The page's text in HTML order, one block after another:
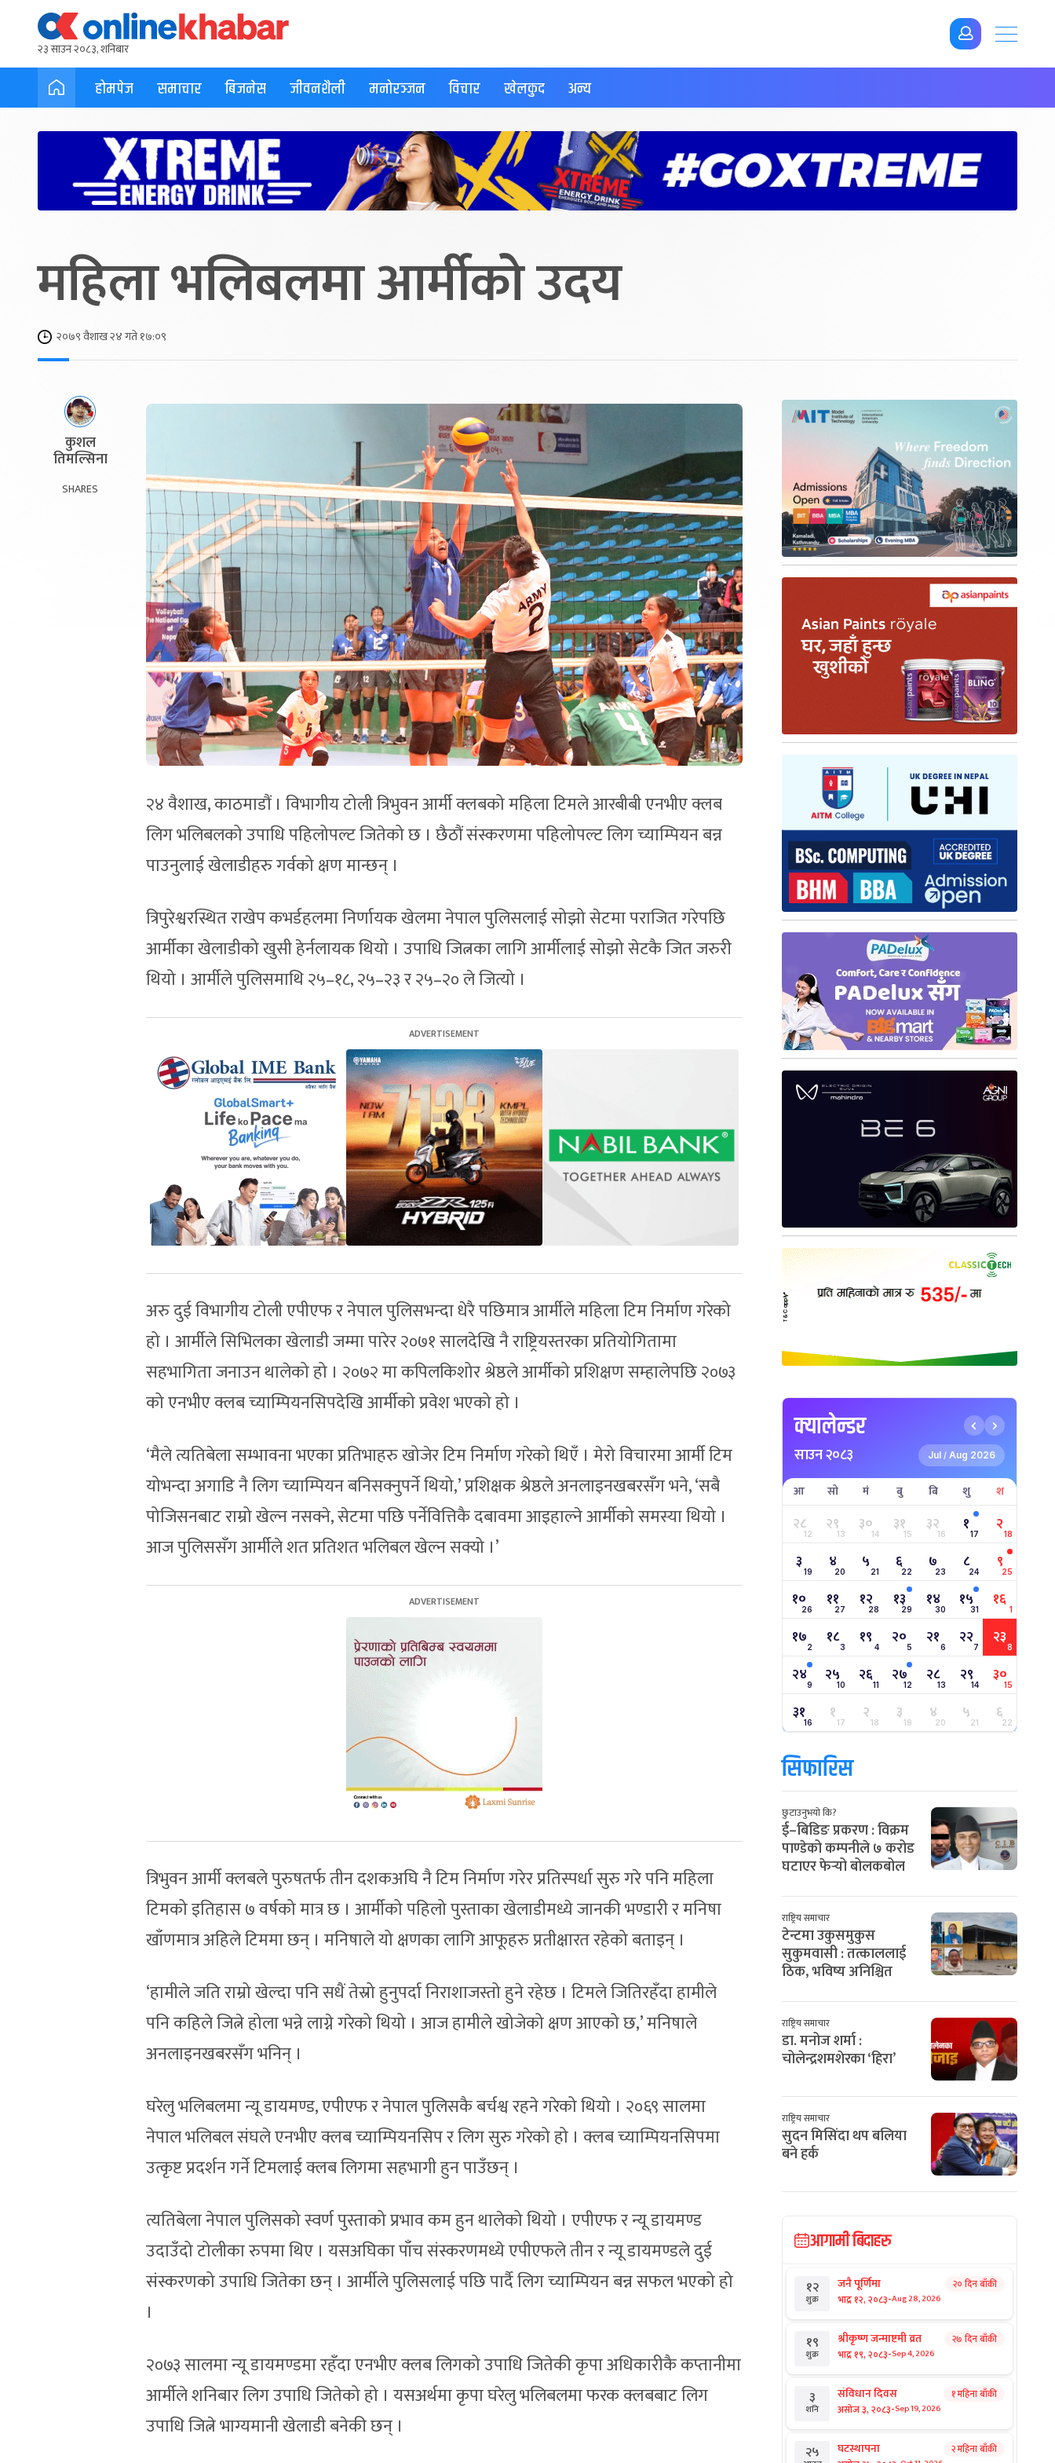
२३ साउन २०८३, शनिबार
होमपेज समाचार बिजनेस जीवनशैली मनोरञ्जन विचार खेलकुद अन्य
महिला भलिबलमा आर्मीको उदय
२०७९ वैशाख २४ गते १७:०९
कुशल
तिमल्सिना
SHARES
२४ वैशाख, काठमाडौं । विभागीय टोली त्रिभुवन आर्मी क्लबको महिला टिमले आरबीबी एनभीए क्लब
लिग भलिबलको उपाधि पहिलोपल्ट जितेको छ । छैठौं संस्करणमा पहिलोपल्ट लिग च्याम्पियन बन्न
पाउनुलाई खेलाडीहरु गर्वको क्षण मान्छन् ।
त्रिपुरेश्वरस्थित राखेप कभर्डहलमा निर्णायक खेलमा नेपाल पुलिसलाई सोझो सेटमा पराजित गरेपछि
आर्मीका खेलाडीको खुसी हेर्नलायक थियो । उपाधि जित्नका लागि आर्मीलाई सोझो सेटकै जित जरुरी
थियो । आर्मीले पुलिसमाथि २५–१८, २५–२३ र २५–२० ले जित्यो ।
अरु दुई विभागीय टोली एपीएफ र नेपाल पुलिसभन्दा धेरै पछिमात्र आर्मीले महिला टिम निर्माण गरेको
हो । आर्मीले सिभिलका खेलाडी जम्मा पारेर २०७१ सालदेखि नै राष्ट्रियस्तरका प्रतियोगितामा
सहभागिता जनाउन थालेको हो । २०७२ मा कपिलकिशोर श्रेष्ठले आर्मीको प्रशिक्षण सम्हालेपछि २०७३
को एनभीए क्लब च्याम्पियनसिपदेखि आर्मीको प्रवेश भएको हो ।
‘मैले त्यतिबेला सम्भावना भएका प्रतिभाहरु खोजेर टिम निर्माण गरेको थिएँ । मेरो विचारमा आर्मी टिम
योभन्दा अगाडि नै लिग च्याम्पियन बनिसक्नुपर्ने थियो,’ प्रशिक्षक श्रेष्ठले अनलाइनखबरसँग भने, ‘सबै
पोजिसनबाट राम्रो खेल्न नसक्ने, सेटमा पछि पर्नेवित्तिकै दबावमा आइहाल्ने आर्मीको समस्या थियो ।
आज पुलिससँग आर्मीले शत प्रतिशत भलिबल खेल्न सक्यो ।’
त्रिभुवन आर्मी क्लबले पुरुषतर्फ तीन दशकअघि नै टिम निर्माण गरेर प्रतिस्पर्धा सुरु गरे पनि महिला
टिमको इतिहास ७ वर्षको मात्र छ । आर्मीको पहिलो पुस्ताका खेलाडीमध्ये जानकी भण्डारी र मनिषा
खाँणमात्र अहिले टिममा छन् । मनिषाले यो क्षणका लागि आफूहरु प्रतीक्षारत रहेको बताइन् ।
‘हामीले जति राम्रो खेल्दा पनि सधैं तेस्रो हुनुपर्दा निराशाजस्तो हुने रहेछ । टिमले जितिरहँदा हामीले
पनि कहिले जित्ने होला भन्ने लाग्ने गरेको थियो । आज हामीले खोजेको क्षण आएको छ,’ मनिषाले
अनलाइनखबरसँग भनिन् ।
घरेलु भलिबलमा न्यू डायमण्ड, एपीएफ र नेपाल पुलिसकै बर्चश्व रहने गरेको थियो । २०६९ सालमा
नेपाल भलिबल संघले एनभीए क्लब च्याम्पियनसिप र लिग सुरु गरेको हो । क्लब च्याम्पियनसिपमा
उत्कृष्ट प्रदर्शन गर्ने टिमलाई क्लब लिगमा सहभागी हुन पाउँछन् ।
त्यतिबेला नेपाल पुलिसको स्वर्ण पुस्ताको प्रभाव कम हुन थालेको थियो । एपीएफ र न्यू डायमण्ड
उदाउँदो टोलीका रुपमा थिए । यसअघिका पाँच संस्करणमध्ये एपीएफले तीन र न्यू डायमण्डले दुई
संस्करणको उपाधि जितेका छन् । आर्मीले पुलिसलाई पछि पार्दै लिग च्याम्पियन बन्न सफल भएको हो
।
२०७३ सालमा न्यू डायमण्डमा रहँदा एनभीए क्लब लिगको उपाधि जितेकी कृपा अधिकारीकै कप्तानीमा
आर्मीले शनिबार लिग उपाधि जितेको हो । यसअर्थमा कृपा घरेलु भलिबलमा फरक क्लबबाट लिग
उपाधि जित्ने भाग्यमानी खेलाडी बनेकी छन् ।
क्यालेन्डर
साउन २०८३ Jul / Aug 2026
आ सो मं बु बि शु श
२८12 २९13 ३०14 ३१15 ३२16 १17 २18
३ 19 ४20 ५ 21 ६22 ७23 ८24 ९25
१०26 ११27 १२28 १३29 १४30 १५31 १६ 1
१७2 १८3 १९ 4 २०5 २१6 २२7 २३8
२४9 २५10 २६11 २७12 २८13 २९14 ३०15
३१16 १17 २18 ३19 ४20 ५21 ६22
सिफारिस
छुटाउनुभयो कि?
ई–बिडिङ प्रकरण : विक्रम
पाण्डेको कम्पनीले ७ करोड
घटाएर फेर्‍यो बोलकबोल
राष्ट्रिय समाचार
टेन्टमा उकुसमुकुस
सुकुमवासी : तत्काललाई
ठिक, भविष्य अनिश्चित
राष्ट्रिय समाचार
डा. मनोज शर्मा :
चोलेन्द्रशमशेरका ‘हिरा’
राष्ट्रिय समाचार
सुदन मिसिंदा थप बलिया
बने हर्क
आगामी बिदाहरु
१२
शुक्र
जनै पूर्णिमा
भाद्र १२, २०८३-Aug 28, 2026
२० दिन बाँकी
१९
शुक्र
श्रीकृष्ण जन्माष्टमी व्रत
भाद्र १९, २०८३-Sep 4, 2026
२७ दिन बाँकी
३
शनि
संविधान दिवस
असोज ३, २०८३-Sep 19, 2026
१ महिना बाँकी
२५ घटस्थापना २ महिना बाँकी